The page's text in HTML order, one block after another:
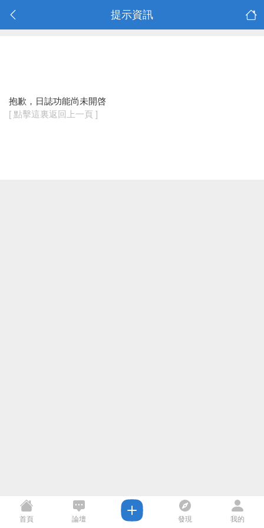
提示資訊
抱歉，日誌功能尚未開啓
[ 點擊這裏返回上一頁 ]
首頁 論壇 發現 我的